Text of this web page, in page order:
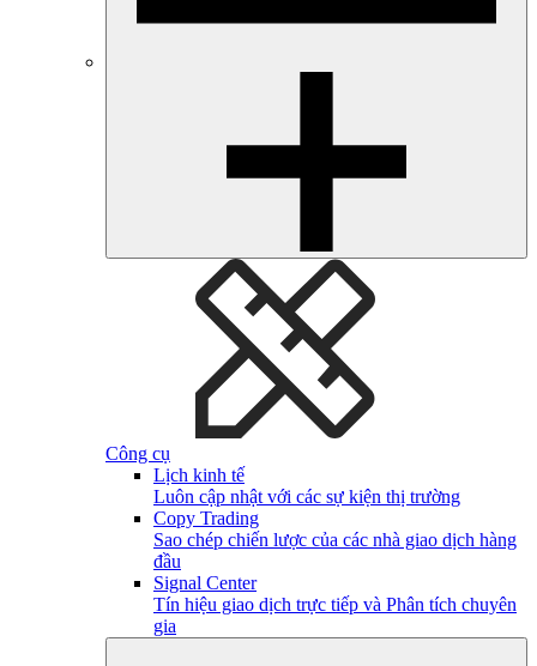
Công cụ
Lịch kinh tế
Luôn cập nhật với các sự kiện thị trường
Copy Trading
Sao chép chiến lược của các nhà giao dịch hàng
đầu
Signal Center
Tín hiệu giao dịch trực tiếp và Phân tích chuyên
gia